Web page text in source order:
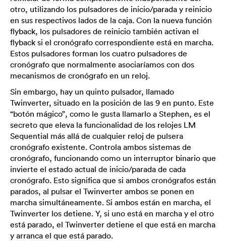
otro, utilizando los pulsadores de inicio/parada y reinicio
en sus respectivos lados de la caja. Con la nueva función
flyback, los pulsadores de reinicio también activan el
flyback si el cronógrafo correspondiente está en marcha.
Estos pulsadores forman los cuatro pulsadores de
cronógrafo que normalmente asociaríamos con dos
mecanismos de cronógrafo en un reloj.
Sin embargo, hay un quinto pulsador, llamado
Twinverter, situado en la posición de las 9 en punto. Este
“botón mágico”, como le gusta llamarlo a Stephen, es el
secreto que eleva la funcionalidad de los relojes LM
Sequential más allá de cualquier reloj de pulsera
cronógrafo existente. Controla ambos sistemas de
cronógrafo, funcionando como un interruptor binario que
invierte el estado actual de inicio/parada de cada
cronógrafo. Esto significa que si ambos cronógrafos están
parados, al pulsar el Twinverter ambos se ponen en
marcha simultáneamente. Si ambos están en marcha, el
Twinverter los detiene. Y, si uno está en marcha y el otro
está parado, el Twinverter detiene el que está en marcha
y arranca el que está parado.